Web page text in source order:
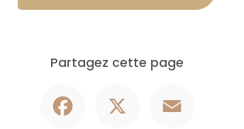
Partagez cette page